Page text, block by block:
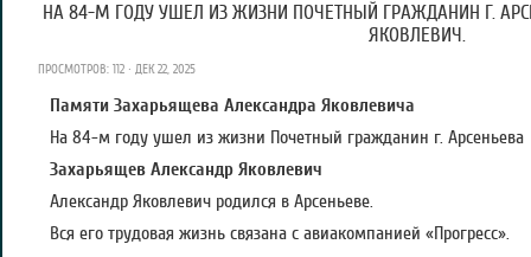
НА 84-М ГОДУ УШЕЛ ИЗ ЖИЗНИ ПОЧЕТНЫЙ ГРАЖДАНИН Г.
ЯКОВЛЕВИЧ.
ПРОСМОТРОВ: 112 · ДЕК 22, 2025
Памяти Захарьящева Александра Яковлевича
На 84-м году ушел из жизни Почетный гражданин г. Арсеньева
Захарьящев Александр Яковлевич
Александр Яковлевич родился в Арсеньеве.
Вся его трудовая жизнь связана с авиакомпанией «Прогресс».